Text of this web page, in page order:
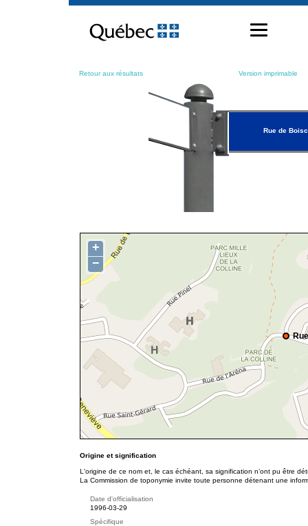
contenu
Retour aux résultats Version imprimable
Rue de
+
−
Origine et signification
L'origine de ce nom et, le cas échéant, sa signification n’ont pu être
La Commission de toponymie invite toute personne détenant une
Date d'officialisation
1996-03-29
Spécifique